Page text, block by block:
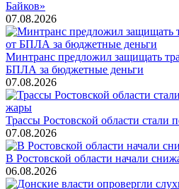
Байков»
07.08.2026
Минтранс предложил защищать
БПЛА за бюджетные деньги
07.08.2026
Трассы Ростовской области стали
07.08.2026
В Ростовской области начали
06.08.2026